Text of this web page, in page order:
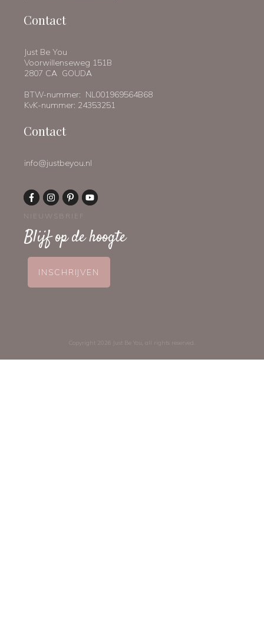
Contact
Just Be You
Voorwillenseweg 151B
2807 CA GOUDA
BTW-nummer: NL001969564B68
KvK-nummer: 24353251
Contact
info@justbeyou.nl
NIEUWSBRIEF
Blijf op de hoogte
INSCHRIJVEN
Copyright 2026 Just Be You , all rights reserved.